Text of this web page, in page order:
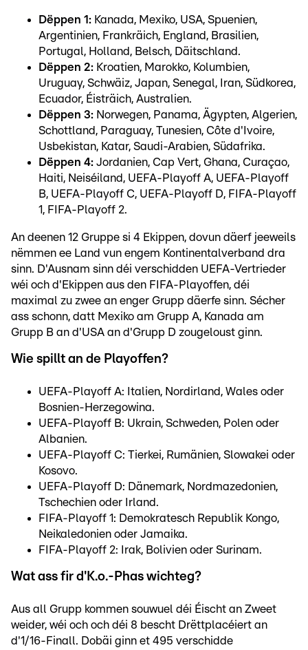
Dëppen 1: Kanada, Mexiko, USA, Spuenien,
Argentinien, Frankräich, England, Brasilien,
Portugal, Holland, Belsch, Däitschland.
Dëppen 2: Kroatien, Marokko, Kolumbien,
Uruguay, Schwäiz, Japan, Senegal, Iran, Südkorea,
Ecuador, Éisträich, Australien.
Dëppen 3: Norwegen, Panama, Ägypten, Algerien,
Schottland, Paraguay, Tunesien, Côte d'Ivoire,
Usbekistan, Katar, Saudi-Arabien, Südafrika.
Dëppen 4: Jordanien, Cap Vert, Ghana, Curaçao,
Haiti, Neiséiland, UEFA-Playoff A, UEFA-Playoff
B, UEFA-Playoff C, UEFA-Playoff D, FIFA-Playoff
1, FIFA-Playoff 2.
An deenen 12 Gruppe si 4 Ekippen, dovun däerf jeeweils
nëmmen ee Land vun engem Kontinentalverband dra
sinn. D'Ausnam sinn déi verschidden UEFA-Vertrieder
wéi och d'Ekippen aus den FIFA-Playoffen, déi
maximal zu zwee an enger Grupp däerfe sinn. Sécher
ass schonn, datt Mexiko am Grupp A, Kanada am
Grupp B an d'USA an d'Grupp D zougeloust ginn.
Wie spillt an de Playoffen?
UEFA-Playoff A: Italien, Nordirland, Wales oder
Bosnien-Herzegowina.
UEFA-Playoff B: Ukrain, Schweden, Polen oder
Albanien.
UEFA-Playoff C: Tierkei, Rumänien, Slowakei oder
Kosovo.
UEFA-Playoff D: Dänemark, Nordmazedonien,
Tschechien oder Irland.
FIFA-Playoff 1: Demokratesch Republik Kongo,
Neikaledonien oder Jamaika.
FIFA-Playoff 2: Irak, Bolivien oder Surinam.
Wat ass fir d'K.o.-Phas wichteg?
Aus all Grupp kommen souwuel déi Éischt an Zweet
weider, wéi och och déi 8 bescht Drëttplacéiert an
d'1/16-Finall. Dobäi ginn et 495 verschidde